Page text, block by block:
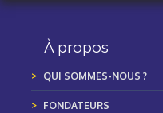
À propos
QUI SOMMES-NOUS ?
FONDATEURS